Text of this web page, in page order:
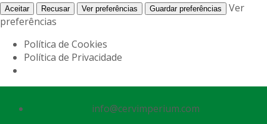
Aceitar Recusar Ver preferências Guardar preferências
Ver
preferências
Política de Cookies
Política de Privacidade
info@cervimperium.com